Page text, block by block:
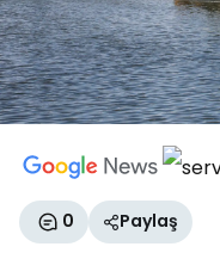
0 Paylaş